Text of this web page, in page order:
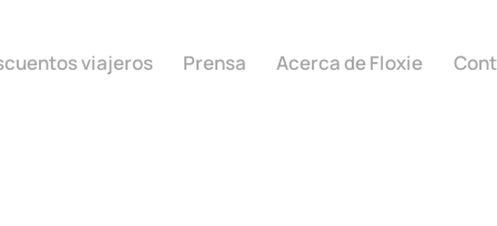
viajeros Prensa Acerca de Floxie